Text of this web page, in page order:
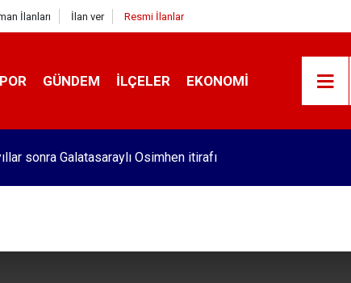
İlanları İlan ver Resmi İlanlar
GÜNDEM İLÇELER EKONOMI
sonra Galatasaraylı Osimhen itirafı